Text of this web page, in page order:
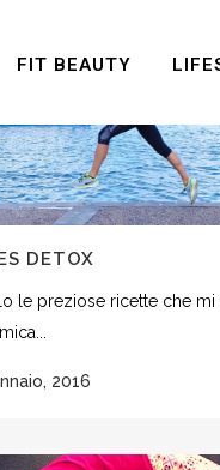
FIT BEAUTY
DETOX
le preziose ricette che mi
2016